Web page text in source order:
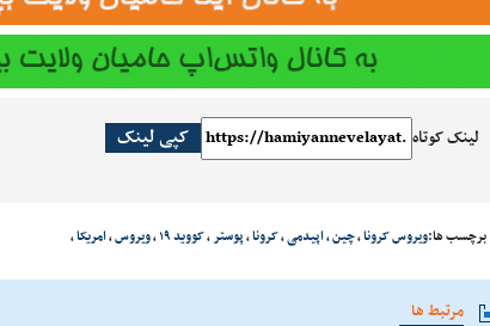
لینک کوتاه کپی لینک
برچسب ها:ویروس کرونا،چین،اپیدمی،کرونا،پوستر،کووید ۱۹ ،ویروس،امریکا،
مرتبط ها